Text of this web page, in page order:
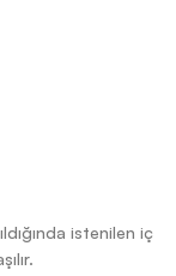
istenilen iç